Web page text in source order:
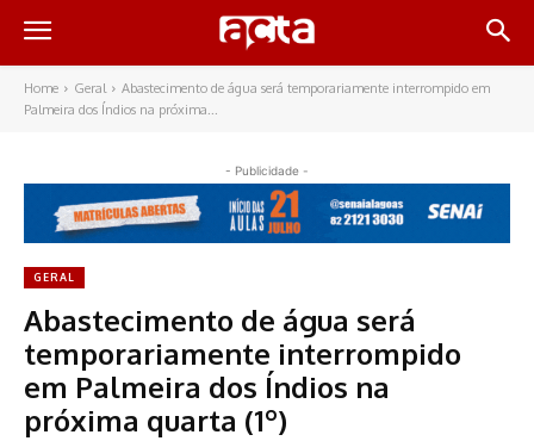
Home Geral
Abastecimento de água será temporariamente interrompido em
Palmeira dos Índios na próxima...
- Publicidade -
GERAL
Abastecimento de água será
temporariamente interrompido
em Palmeira dos Índios na
próxima quarta (1º)